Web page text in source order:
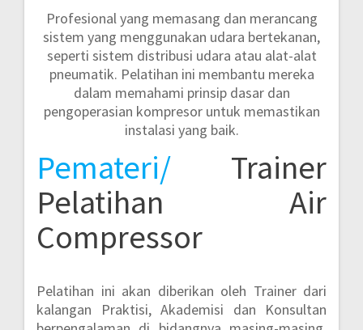
Profesional yang memasang dan merancang
sistem yang menggunakan udara bertekanan,
seperti sistem distribusi udara atau alat-alat
pneumatik. Pelatihan ini membantu mereka
dalam memahami prinsip dasar dan
pengoperasian kompresor untuk memastikan
instalasi yang baik.
Pemateri/ Trainer
Pelatihan Air
Compressor
Pelatihan ini akan diberikan oleh Trainer dari
kalangan Praktisi, Akademisi dan Konsultan